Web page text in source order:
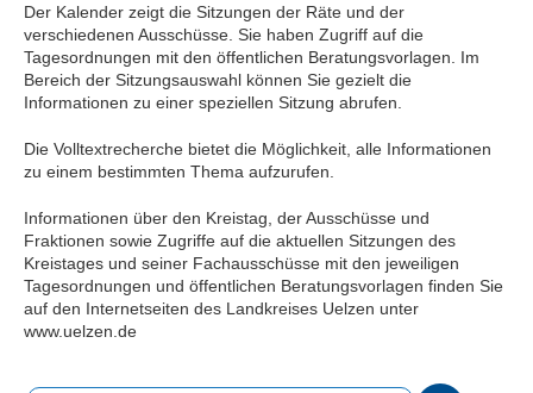
Der Kalender zeigt die Sitzungen der Räte und der
verschiedenen Ausschüsse. Sie haben Zugriff auf die
Tagesordnungen mit den öffentlichen Beratungsvorlagen. Im
Bereich der Sitzungsauswahl können Sie gezielt die
Informationen zu einer speziellen Sitzung abrufen.
Die Volltextrecherche bietet die Möglichkeit, alle Informationen
zu einem bestimmten Thema aufzurufen.
Informationen über den Kreistag, der Ausschüsse und
Fraktionen sowie Zugriffe auf die aktuellen Sitzungen des
Kreistages und seiner Fachausschüsse mit den jeweiligen
Tagesordnungen und öffentlichen Beratungsvorlagen finden Sie
auf den Internetseiten des Landkreises Uelzen unter
www.uelzen.de